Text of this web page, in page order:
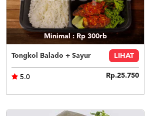
Minimal : Rp 300rb
Tongkol Balado + Sayur LIHAT
5.0 Rp.25.750